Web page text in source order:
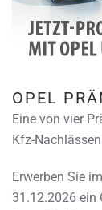
OPEL
Eine von vier
Kfz-
Erwerben Sie
31.12.2026 ein